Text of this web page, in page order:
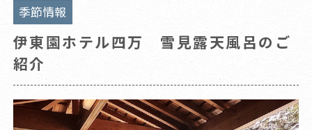
季節情報
伊東園ホテル四万 雪見露天風呂のご
紹介